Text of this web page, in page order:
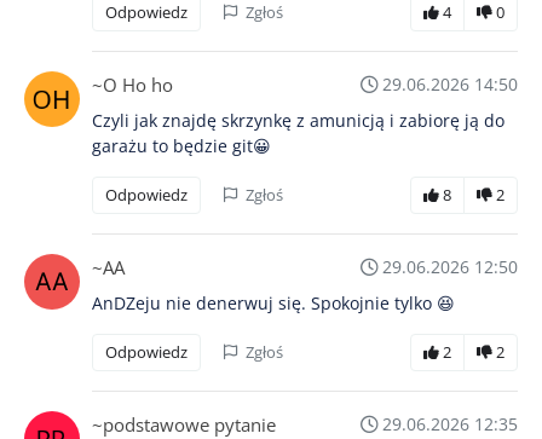
Odpowiedz Zgłoś 4 0
~O Ho ho
29.06.2026 14:50
Czyli jak znajdę skrzynkę z amunicją i zabiorę ją do
garażu to będzie git😀
Odpowiedz Zgłoś 8 2
~AA
29.06.2026 12:50
AnDZeju nie denerwuj się. Spokojnie tylko 😆
Odpowiedz Zgłoś 2 2
~podstawowe pytanie
29.06.2026 12:35